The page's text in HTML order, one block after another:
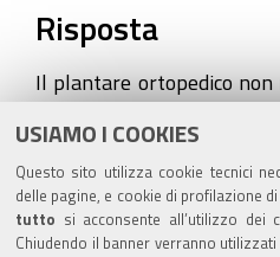
USIAMO I COOKIES
Questo sito utilizza cookie tecnici
delle pagine, e cookie di profilazione
tutto si acconsente all’utilizzo dei
Chiudendo il banner verranno
Risposta
Il plantare ortopedico
calzatura alle esigenze
patologie del piede
La necessità di plantari
di sicurezza deve